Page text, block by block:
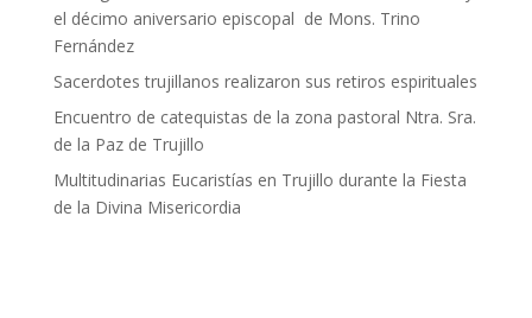
el décimo aniversario episcopal de Mons. Trino
Fernández
Sacerdotes trujillanos realizaron sus retiros espirituales
Encuentro de catequistas de la zona pastoral Ntra. Sra.
de la Paz de Trujillo
Multitudinarias Eucaristías en Trujillo durante la Fiesta
de la Divina Misericordia